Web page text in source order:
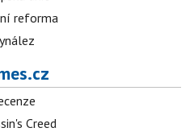
reforma
Creed